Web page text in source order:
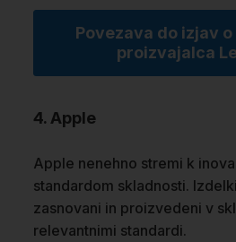
Povezava do izjav
proizvajalca
4. Apple
Apple nenehno stremi k
standardom skladnosti.
zasnovani in proizvedeni v
relevantnimi standardi.